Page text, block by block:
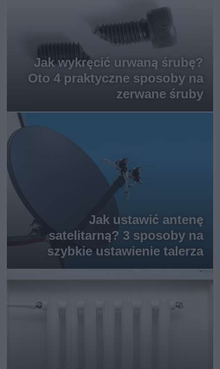
Jak wykręcić urwaną śrubę?
Oto 4 praktyczne sposoby na
zerwane śruby
Jak ustawić antenę
satelitarną? 3 sposoby na
szybkie ustawienie talerza